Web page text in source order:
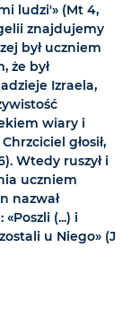
ludzi'» (Mt 4,
znajdujemy
był uczniem
że był
Izraela,
wiary i
głosił,
Wtedy ruszył i
uczniem
nazwał
(...) i
u Niego» (J